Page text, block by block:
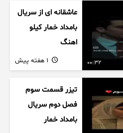
00:32
عاشقانه ای از سریال
بامداد خمار کیلو
اهنگ
تیزر قسمت سوم
فصل دوم سریال
بامداد خمار